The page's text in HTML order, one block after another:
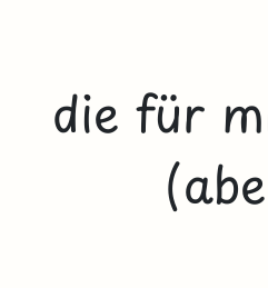
die für